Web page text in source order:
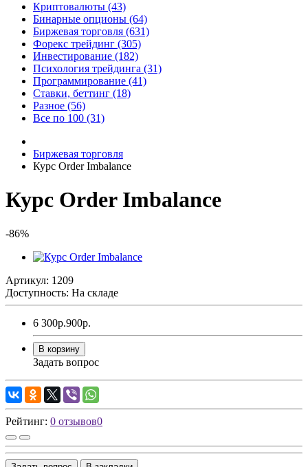
Криптовалюты (43)
Бинарные опционы (64)
Биржевая торговля (631)
Форекс трейдинг (305)
Инвестирование (182)
Психология трейдинга (31)
Программирование (41)
Ставки, беттинг (18)
Разное (56)
Все по 100 (31)
Биржевая торговля
Курс Order Imbalance
Курс Order Imbalance
-86%
Артикул: 1209
Доступность: На складе
6 300р.900р.
В корзину
Задать вопрос
Рейтинг: 0 отзывов0